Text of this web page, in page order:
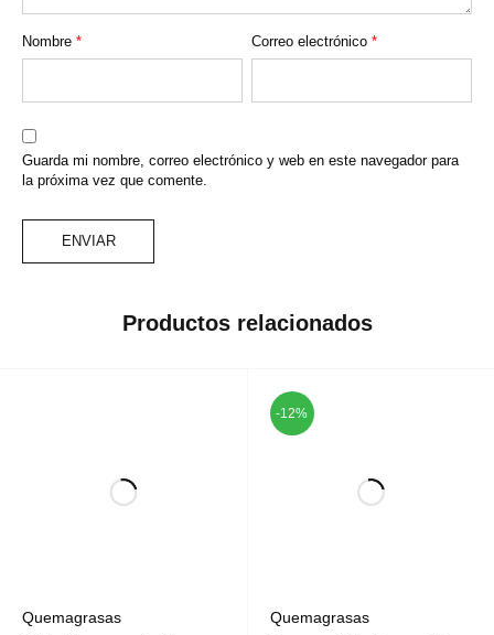
Nombre * Correo electrónico*
Guarda mi nombre, correo electrónico y web en este navegador para
la próxima vez que comente.
Productos relacionados
Quemagrasas
-12%
Quemagrasas